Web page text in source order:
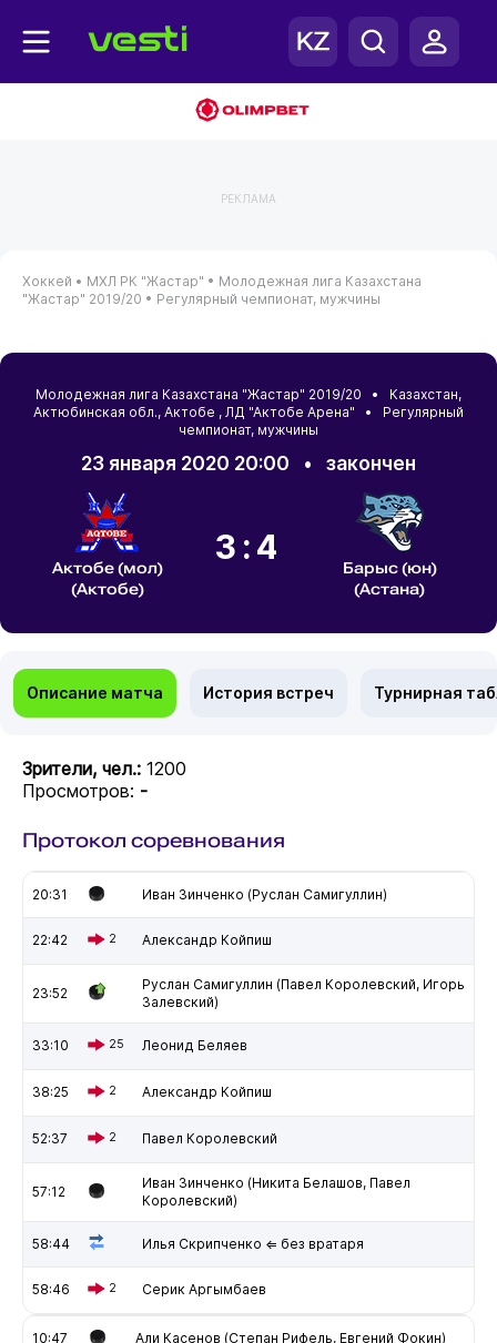
РЕКЛАМА
Хоккей • МХЛ РК "Жастар" • Молодежная лига Казахстана
"Жастар" 2019/20 • Регулярный чемпионат, мужчины
Молодежная лига Казахстана "Жастар" 2019/20 • Казахстан,
Актюбинская обл., Актобе , ЛД "Актобе Арена" • Регулярный
чемпионат, мужчины
23 января 2020 20:00 • закончен
Актобе (мол)
(Актобе)
3:4
Барыс (юн)
(Астана)
Описание матча История встреч Турнирная
Зрители, чел.: 1200
Просмотров: -
Протокол соревнования
20:31 Иван Зинченко (Руслан Самигуллин)
22:42 2 Александр Койпиш
23:52
Руслан Самигуллин (Павел Королевский, Игорь
Залевский)
33:10 25 Леонид Беляев
38:25 2 Александр Койпиш
52:37 2 Павел Королевский
57:12
Иван Зинченко (Никита Белашов, Павел
Королевский)
58:44 Илья Скрипченко ⇐ без вратаря
58:46 2 Серик Аргымбаев
10:47 Али Касенов (Степан Рифель, Евгений Фокин)